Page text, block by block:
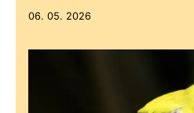
06. 05. 2026